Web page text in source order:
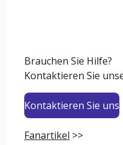
Brauchen Sie Hilfe?
Kontaktieren Sie
Kontaktieren Sie uns
Fanartikel >>